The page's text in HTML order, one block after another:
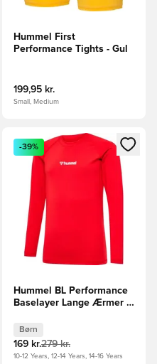
Hummel First
Performance Tights - Gul
199,95 kr.
Small, Medium
eller tilmelde dig som
Åbner en Modal til at logge
-39%
Hummel BL Performance
Baselayer Lange Ærmer -
Børn
169 kr.279 kr.
10-12 Years, 12-14 Years, 14-16 Years